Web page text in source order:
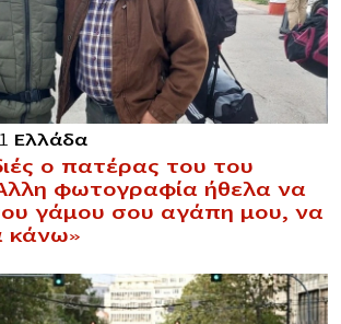
Ελλάδα
ο πατέρας του του
φωτογραφία ήθελα να
γάμου σου αγάπη μου, να
κάνω»